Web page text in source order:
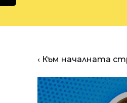
‹ Към началната